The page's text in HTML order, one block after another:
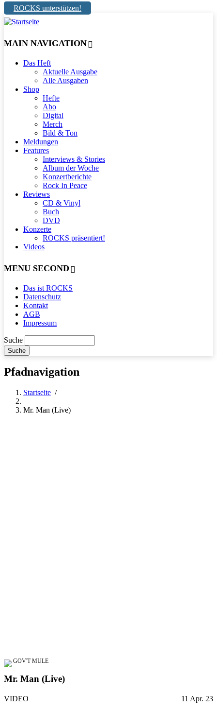
ROCKS unterstützen!
MAIN NAVIGATION
Das Heft
Aktuelle Ausgabe
Alle Ausgaben
Shop
Hefte
Abo
Digital
Merch
Bild & Ton
Meldungen
Features
Interviews & Stories
Album der Woche
Konzertberichte
Rock In Peace
Reviews
CD & Vinyl
Buch
DVD
Konzerte
ROCKS präsentiert!
Videos
MENU SECOND
Das ist ROCKS
Datenschutz
Kontakt
AGB
Impressum
Suche
Pfadnavigation
Startseite /
Mr. Man (Live)
GOV'T MULE
Mr. Man (Live)
VIDEO 11 Apr. 23